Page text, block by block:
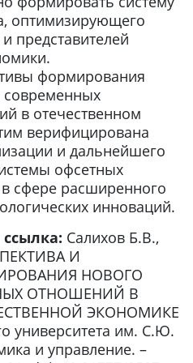
оптимизирующего
представителей
формирования
в отечественном
верифицирована
и дальнейшего
офсетных
сфере расширенного
инноваций.
Салихов Б.В.,
И
НОВОГО
ОТНОШЕНИЙ В
ЭКОНОМИКЕ
университета им. С.Ю.
и управление. –